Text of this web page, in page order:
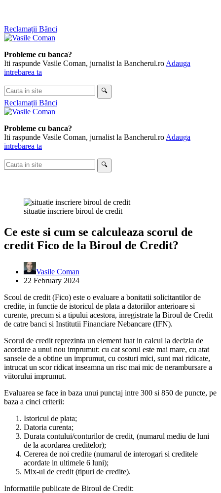
Skip
to
Reclamații Bănci
Probleme cu banca?
Iti raspunde Vasile Coman, jurnalist la Bancherul.ro Adauga
intrebarea ta
Cauta
in
site
🔍
Reclamații Bănci
Probleme cu banca?
Iti raspunde Vasile Coman, jurnalist la Bancherul.ro Adauga
intrebarea ta
Cauta
in
🔍
situatie inscriere biroul de credit
Ce este si cum se calculeaza scorul de
credit Fico de la Biroul de Credit?
Vasile Coman
22 February 2024
Scoul de credit (Fico) este o evaluare a bonitatii solicitantilor de
credite, in functie de istoricul de plata a datoriilor anterioare si
curente, precum si a tipului acestora, inregistrate la Biroul de Credit
de catre banci si Institutii Financiare Nebancare (IFN).
Scorul de credit reprezinta un element luat in calcul la decizia de
acordare a unui nou imprumut: cu cat scorul este mai mare, cu atat
sansele de a obtine un imprumut, cu costuri mici, sunt mai ridicate,
intrucat un scor ridicat inseamna un risc mai mic de nerambursare a
viitorului imprumut.
Evaluarea se face in baza unui punctaj intre 300 si 850 de puncte, pe
baza a cinci criterii:
Istoricul de plata;
Datoria curenta;
Durata contului/conturilor de credit, (numarul mediu de luni
de la acordarea creditelor);
Cererea de noi credite (numarul de interogari si creditele
acordate in ultimele 6 luni);
Mix-ul de credit (tipuri de credite).
Informatiile publicate de Biroul de Credit: